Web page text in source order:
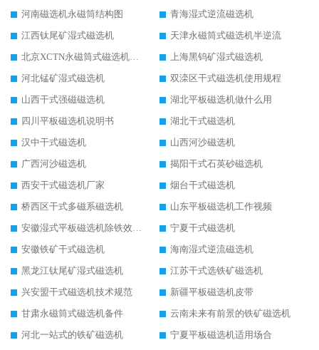
河南磁选机永磁筒结构图
青海湿式逆流磁选机
江西钛尾矿湿式磁选机
天津永磁筒式磁选机半逆流
北京XCTN永磁筒式磁选机磁块位置
上海黑钨矿湿式磁选机
河北锰矿湿式磁选机
双滦区干式磁选机使用规程
山西干式强磁磁选机
湖北平板磁选机做什么用
四川平板磁选机说明书
湖北干式磁选机
汉中干式磁选机
山西河沙磁选机
广西河沙磁选机
揭阳干式石英砂磁选机
西安干式磁选机厂家
烟台干式磁选机
桥西区干式多磁系磁选机
山东平板磁选机工作视频
安徽湿式平板磁选机除铁效果怎么样
宁夏干式磁选机
安徽铁矿干式磁选机
海南湿式逆流磁选机
黑龙江钛尾矿湿式磁选机
江苏干式选铁矿磁选机
兴安盟干式磁选机技术规范
新疆平板磁选机皮带
甘肃永磁筒式磁选机备件
云南未来有前景的铁矿磁选机
河北一站式的铁矿磁选机
宁夏平板磁选机适用场合